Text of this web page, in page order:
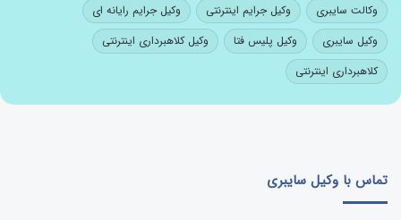
وکالت سایبری
وکیل جرایم اینترنتی
وکیل جرایم رایانه ای
وکیل سایبری
وکیل پلیس فتا
وکیل کلاهبرداری اینترنتی
کلاهبرداری اینترنتی
تماس با وکیل سایبری